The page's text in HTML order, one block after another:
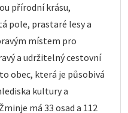
přírodní krásu,
pole, prastaré lesy a
místem pro
a udržitelný cestovní
obec, která je působivá
kultury a
má 33 osad a 112